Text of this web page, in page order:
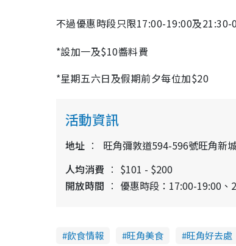
不過優惠時段只限17:00-19:00及
*設加一及$10醬料費
*星期五六日及假期前夕每位加$20
活動資訊
地址 旺角彌敦道594-596號旺角新
人均消費
$101 - $200
開放時間
優惠時段：17:00-19:00
飲食情報 旺角美食 旺角好去處